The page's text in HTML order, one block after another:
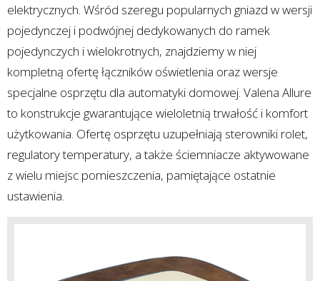
elektrycznych. Wśród szeregu popularnych gniazd w wersji
pojedynczej i podwójnej dedykowanych do ramek
pojedynczych i wielokrotnych, znajdziemy w niej
kompletną ofertę łączników oświetlenia oraz wersje
specjalne osprzętu dla automatyki domowej. Valena Allure
to konstrukcje gwarantujące wieloletnią trwałość i komfort
użytkowania. Ofertę osprzętu uzupełniają sterowniki rolet,
regulatory temperatury, a także ściemniacze aktywowane
z wielu miejsc pomieszczenia, pamiętające ostatnie
ustawienia.